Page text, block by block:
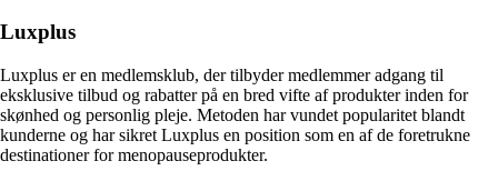
Luxplus
Luxplus er en medlemsklub, der tilbyder medlemmer adgang til
eksklusive tilbud og rabatter på en bred vifte af produkter inden for
skønhed og personlig pleje. Metoden har vundet popularitet blandt
kunderne og har sikret Luxplus en position som en af de foretrukne
destinationer for menopauseprodukter.